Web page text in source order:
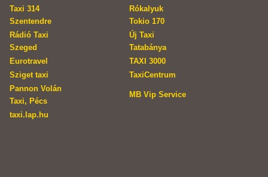
Taxi 314
Szentendre
Rókalyuk
Tokio 170
Rádió Taxi
Szeged
Új Taxi
Tatabánya
Eurotravel
TAXI 3000
Sziget taxi
TaxiCentrum
Pannon Volán
Taxi, Pécs
MB Vip Service
taxi.lap.hu